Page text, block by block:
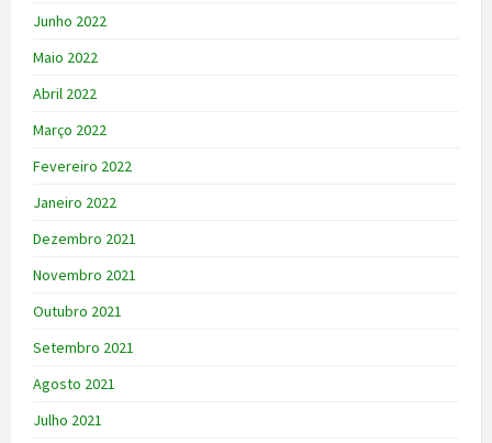
Junho 2022
Maio 2022
Abril 2022
Março 2022
Fevereiro 2022
Janeiro 2022
Dezembro 2021
Novembro 2021
Outubro 2021
Setembro 2021
Agosto 2021
Julho 2021